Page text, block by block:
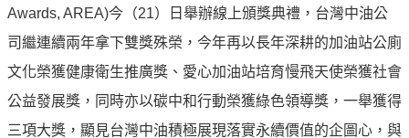
信
治
理
信
譽
Awards, AREA)今（21）日舉辦線上頒獎典禮，台灣中油公
司繼連續兩年拿下雙獎殊榮，今年再以長年深耕的加油站公廁
文化榮獲健康衛生推廣獎、愛心加油站培育慢飛天使榮獲社會
公益發展獎，同時亦以碳中和行動榮獲綠色領導獎，一舉獲得
三項大獎，顯見台灣中油積極展現落實永續價值的企圖心，與